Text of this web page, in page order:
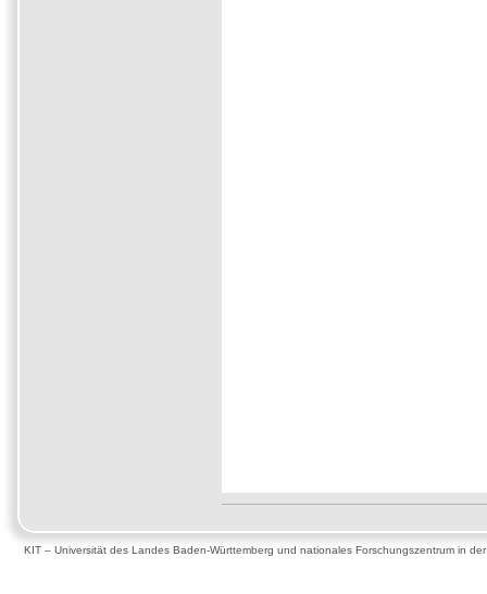
KIT – Universität des Landes Baden-Württemberg und nationales Forschungszentrum in